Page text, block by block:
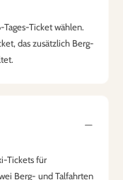
Ticket wählen.
das zusätzlich Berg-
Tickets für
Berg- und Talfahrten